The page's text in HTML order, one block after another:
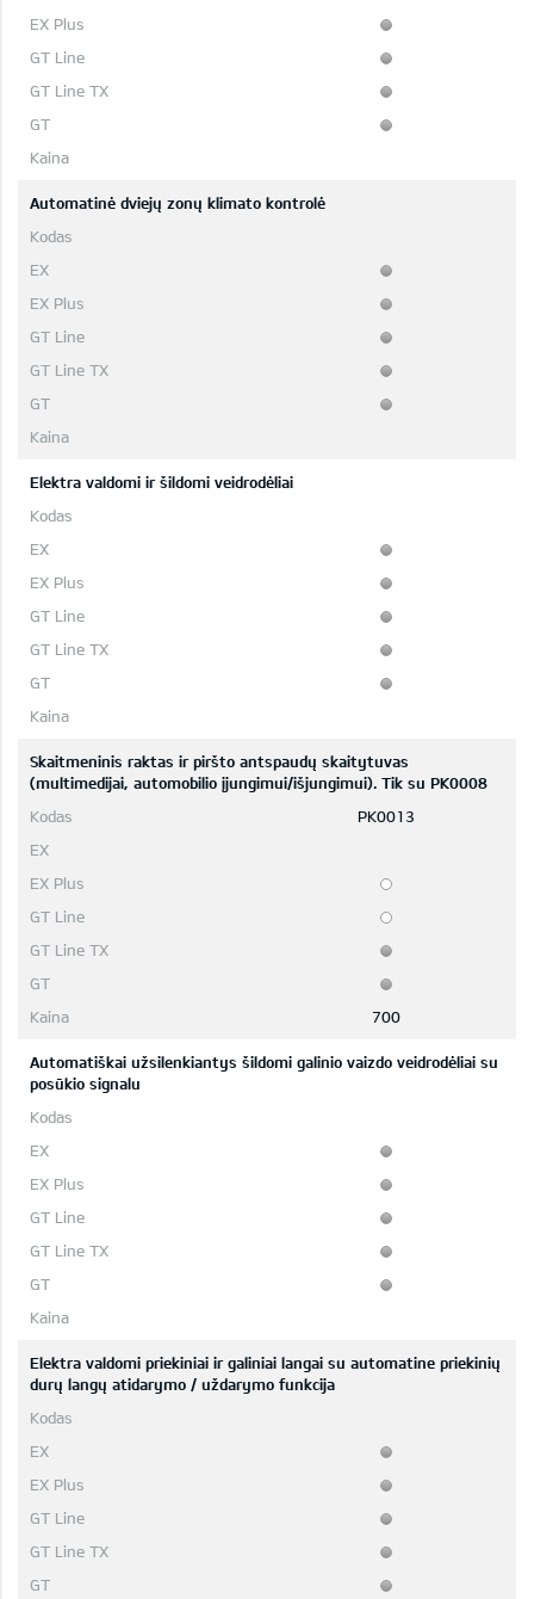
Automatinė dviejų zonų klimato kontrolė
Elektra valdomi ir šildomi veidrodėliai
Skaitmeninis raktas ir piršto antspaudų skaitytuvas
(multimedijai, automobilio įjungimui/išjungimui). Tik su PK0008
PK0013
700
Automatiškai užsilenkiantys šildomi galinio vaizdo veidrodėliai su
posūkio signalu
Elektra valdomi priekiniai ir galiniai langai su automatine priekinių
durų langų atidarymo / uždarymo funkcija